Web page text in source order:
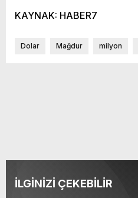
KAYNAK: HABER7
Dolar Mağdur milyon
İLGİNİZİ ÇEKEBİLİR